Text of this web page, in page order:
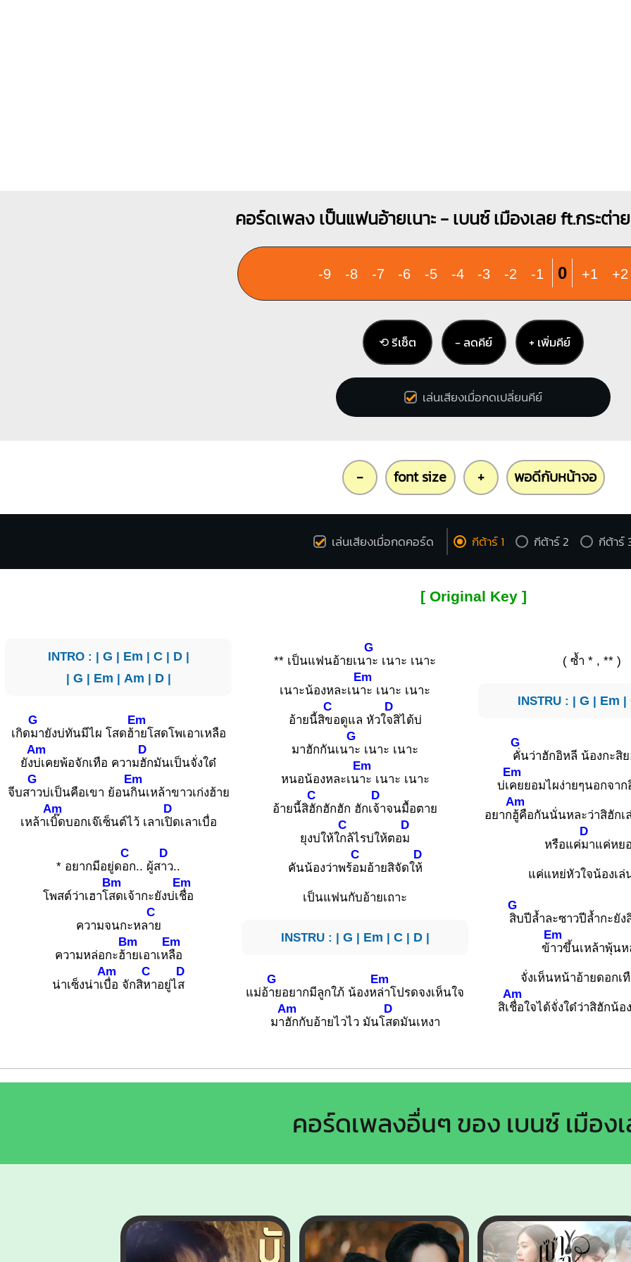
คอร์ดเพลง เป็นแฟนอ้ายเนาะ - เบนซ์ เมืองเลย ft.กระต่
-9 -8 -7 -6 -5 -4 -3 -2 -1 0 +1 +2
⟲ รีเซ็ต − ลดคีย์ + เพิ่มคีย์
เล่นเสียงเมื่อกดเปลี่ยนคีย์
- font size + พอดีกับหน้าจอ
เล่นเสียงเมื่อกดคอร์ด กีต้าร์ 1 กีต้าร์ 2 กีต้าร์
[ Original Key ]
INTRO : | G | Em | C| D|
| G | Em | Am | D|
เกิด
G
มายังบ่ทันมีไผ โสดฮ้
Em
ายโสดโพเอาเหลือ
ยัง
Am
บ่เคยพ้อจักเทือ ความ
D
ฮักมันเป็นจั่งใด๋
จีบส
G
าวบ่เป็นคือเขา ย้อน
Em
กินเหล้าขาวเก่งฮ้าย
เหล้าเ
Am
บิ๊ดบอกเจ๊เซ็นต์ไว้ เลาเ
D
ปิดเลาเบื่อ
* อยากมีอยู่ด
C
อก.. ผู้ส
D
าว..
โพสต์ว่าเฮาโ
Bm
สดเจ้ากะยังบ่เ
Em
ชื่อ
ความจนกะหล
C
าย
ความหล่อกะฮ้
Bm
ายเอาเห
Em
ลือ
น่าเซ็งน่าเ
Am
บื่อ จักสิ
C
หาอยู่ไ
D
ส
** เป็นแฟนอ้ายเน
G
าะ เนาะ เนาะ
เนาะน้องหละเน
Em
าะ เนาะ เนาะ
อ้ายนี้สิ
C
ขอดูแล หัวใ
D
จสิได้บ่
มาฮักกันเน
G
าะ เนาะ เนาะ
หนอน้องหละเน
Em
าะ เนาะ เนาะ
อ้ายนี้สิ
C
ฮักฮักฮัก ฮักเ
D
จ้าจนมื้อตาย
ยุงบ่ให้ใ
C
กล้ไรบ่ให้ตอ
D
ม
คันน้องว่าพร้
C
อมอ้ายสิจัดใ
D
ห้
เป็นแฟนกับอ้ายเถาะ
INSTRU : | G | Em | C| D|
แม่อ้
G
ายอยากมีลูกใภ้ น้องห
Em
ล่าโปรดจงเห็นใจ
มา
Am
ฮักกับอ้ายไวไว มันโ
D
สดมันเหงา
( ซ้ำ * , ** )
INSTRU : | G | Em |
G
คั่นว่าฮักอิหลี น้องกะสิ
บ่เ
Em
คยยอมไผง่ายๆนอกจา
อยาก
Am
ฮู้คือกันนั่นหละว่าสิฮักเ
หรือแค่
D
มาแค่หย
แค่แหย่หัวใจน้องเล่
G
สิบปีล้ำละซาวปีล้ำกะยัง
ข้
Em
าวขึ้นเหล้าพุ้นห
จั่งเห็นหน้าอ้ายดอกเ
สิเ
Am
ชื่อใจได้จั่งใด๋ว่าสิฮักน้อ
คอร์ดเพลงอื่นๆ ของ เบนซ์ เมือง